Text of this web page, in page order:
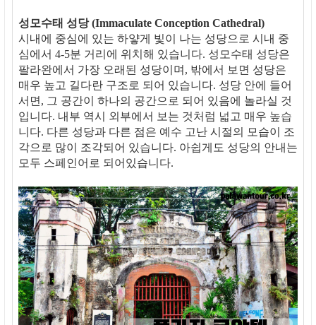
성모수태 성당 (Immaculate Conception Cathedral)
시내에 중심에 있는 하얗게 빛이 나는 성당으로 시내 중
심에서 4-5분 거리에 위치해 있습니다. 성모수태 성당은
팔라완에서 가장 오래된 성당이며, 밖에서 보면 성당은
매우 높고 길다란 구조로 되어 있습니다. 성당 안에 들어
서면, 그 공간이 하나의 공간으로 되어 있음에 놀라실 것
입니다. 내부 역시 외부에서 보는 것처럼 넓고 매우 높습
니다. 다른 성당과 다른 점은 예수 고난 시절의 모습이 조
각으로 많이 조각되어 있습니다. 아쉽게도 성당의 안내는
모두 스페인어로 되어있습니다.